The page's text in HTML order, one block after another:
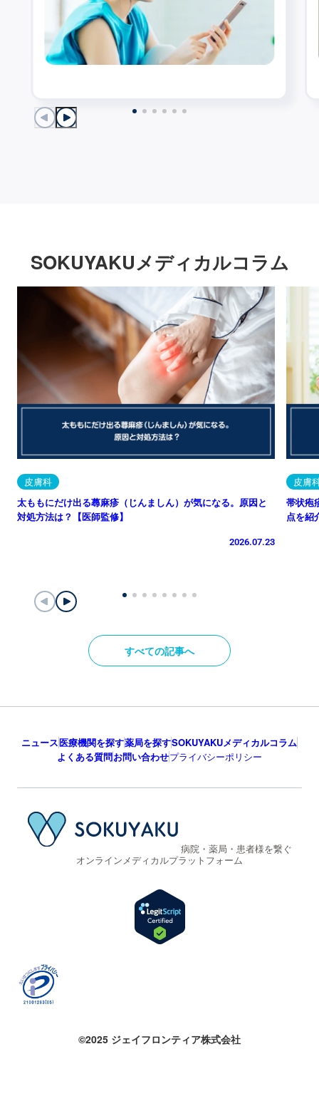
SOKUYAKUメディカルコラム
皮膚科
太ももにだけ出る蕁麻疹（じんましん）が気になる。原因と
対処方法は？【医師監修】
2026.07.23
皮膚
帯状疱
点を紹
すべての記事へ
ニュース医療機関を探す薬局を探すSOKUYAKUメディカルコラム
よくある質問お問い合わせプライバシーポリシー
病院・薬局・患者様を繋ぐ
オンラインメディカルプラットフォーム
©2025 ジェイフロンティア株式会社